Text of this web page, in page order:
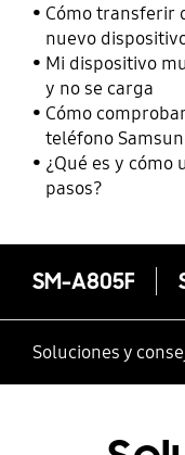
Cómo transferir
nuevo
Mi dispositivo
y no se carga
Cómo
teléfono
¿Qué es y
pasos?
SM-A805F
Soluciones y